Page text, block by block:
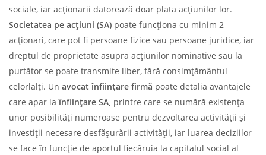
sociale, iar acționarii datorează doar plata acțiunilor lor.
Societatea pe acțiuni (SA) poate funcționa cu minim 2
acționari, care pot fi persoane fizice sau persoane juridice, iar
dreptul de proprietate asupra acțiunilor nominative sau la
purtător se poate transmite liber, fără consimțământul
celorlalți. Un avocat înființare firmă poate detalia avantajele
care apar laînființare SA, printre care se numără existența
unor posibilități numeroase pentru dezvoltarea activității și
investiții necesare desfășurării activității, iar luarea deciziilor
se face în funcție de aportul fiecăruia la capitalul social al